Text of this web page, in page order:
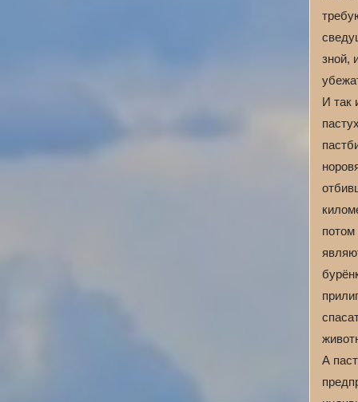
зной,
И так
А